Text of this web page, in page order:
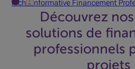
Fiche informative Financement
Découvrez
solutions de
professionnels
projets